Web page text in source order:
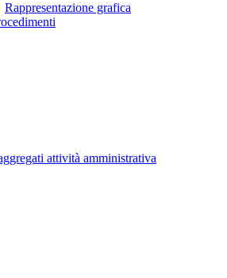
Rappresentazione grafica
attività amministrativa